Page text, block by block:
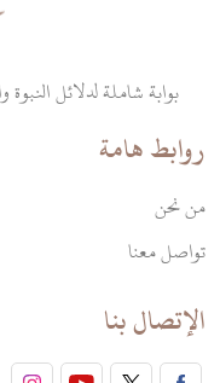
بوابة شاملة لدلائل
روابط هامة
من نحن
تواصل معنا
الإتصال بنا